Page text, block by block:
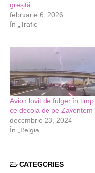
greşită
februarie 6, 2026
În „Trafic”
Avion lovit de fulger în timp
ce decola de pe Zaventem
decembrie 23, 2024
În „Belgia”
CATEGORIES